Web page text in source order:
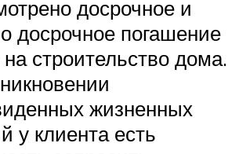
досрочное и
досрочное погашение
на строительство дома.
жизненных
у клиента есть